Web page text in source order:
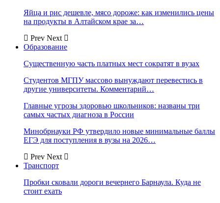
Яйца и рис дешевле, мясо дороже: как изменились цены
на продукты в Алтайском крае за…
Prev Next
Образование
Существенную часть платных мест сократят в вузах
Студентов МГПУ массово вынуждают перевестись в
другие университеты. Комментарий…
Главные угрозы здоровью школьников: названы три
самых частых диагноза в России
Минобрнауки РФ утвердило новые минимальные баллы
ЕГЭ для поступления в вузы на 2026…
Prev Next
Транспорт
Пробки сковали дороги вечернего Барнаула. Куда не
стоит ехать